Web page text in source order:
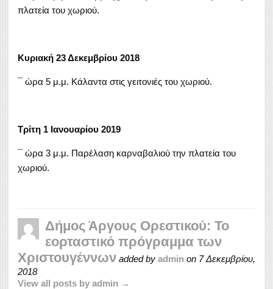
πλατεία του χωριού.
Κυριακή 23 Δεκεμβρίου 2018
¯ ώρα 5 μ.μ. Κάλαντα στις γειτονιές του χωριού.
Τρίτη 1 Ιανουαρίου 2019
¯ ώρα 3 μ.μ. Παρέλαση καρναβαλιού την πλατεία του
χωριού.
Δήμος Άργους Ορεστικού: Το
εορταστικό πρόγραμμα των
Χριστουγέννων added by admin on 7 Δεκεμβρίου,
2018
View all posts by admin →